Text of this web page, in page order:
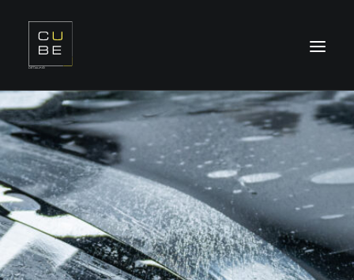
O NAS
OFERTA
REALIZACJE
SZKOLENIA
KONTAKT
ODDZIAŁY